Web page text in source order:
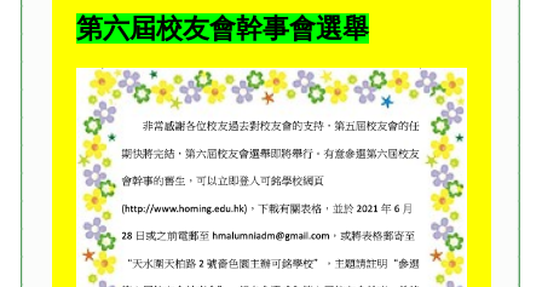
第六屆校友會幹事會選舉